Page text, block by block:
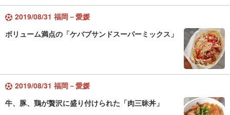
2019/08/31 福岡－愛媛
ボリューム満点の「ケバブサンドスーパーミックス」
2019/08/31 福岡－愛媛
牛、豚、鶏が贅沢に盛り付けられた「肉三昧丼」